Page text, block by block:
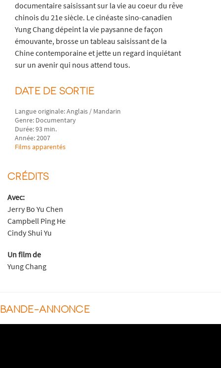
documentaire saisissant sur la vie au coeur du rêve
chinois du 21e siècle. Le cinéaste sino-canadien
Yung Chang dépeint la vie paysanne de façon
émouvante, brosse un tableau saisissant de la
Chine contemporaine et jette un regard inquiétant
sur un avenir qui nous attend tous.
DATE DE SORTIE
Langue originale: Anglais / Mandarin
Genre: Documentary
Durée: 93 min.
Année: 2007
Films apparentés
CRÉDITS
Avec:
Jerry Bo Yu Chen
Campbell Ping He
Cindy Shui Yu
Un film de
Yung Chang
BANDE-ANNONCE